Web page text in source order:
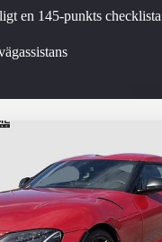
en 145-punkts checklista